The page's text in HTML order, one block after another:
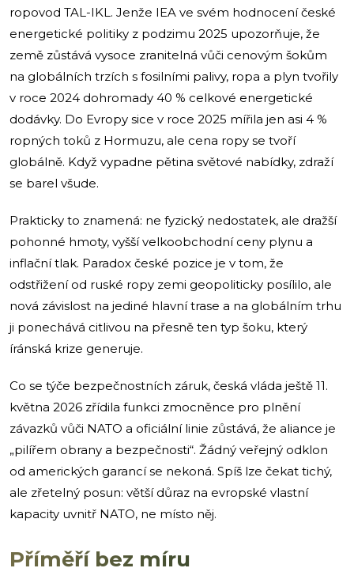
ropovod TAL-IKL. Jenže IEA ve svém hodnocení české
energetické politiky z podzimu 2025 upozorňuje, že
země zůstává vysoce zranitelná vůči cenovým šokům
na globálních trzích s fosilními palivy, ropa a plyn tvořily
v roce 2024 dohromady 40 % celkové energetické
dodávky. Do Evropy sice v roce 2025 mířila jen asi 4 %
ropných toků z Hormuzu, ale cena ropy se tvoří
globálně. Když vypadne pětina světové nabídky, zdraží
se barel všude.
Prakticky to znamená: ne fyzický nedostatek, ale dražší
pohonné hmoty, vyšší velkoobchodní ceny plynu a
inflační tlak. Paradox české pozice je v tom, že
odstřižení od ruské ropy zemi geopoliticky posílilo, ale
nová závislost na jediné hlavní trase a na globálním trhu
ji ponechává citlivou na přesně ten typ šoku, který
íránská krize generuje.
Co se týče bezpečnostních záruk, česká vláda ještě 11.
května 2026 zřídila funkci zmocněnce pro plnění
závazků vůči NATO a oficiální linie zůstává, že aliance je
„pilířem obrany a bezpečnosti“. Žádný veřejný odklon
od amerických garancí se nekoná. Spíš lze čekat tichý,
ale zřetelný posun: větší důraz na evropské vlastní
kapacity uvnitř NATO, ne místo něj.
Příměří bez míru